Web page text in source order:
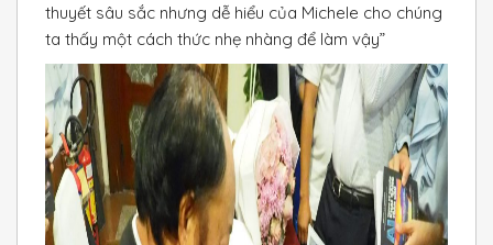
thuyết sâu sắc nhưng dễ hiểu của Michele cho chúng
ta thấy một cách thức nhẹ nhàng để làm vậy”